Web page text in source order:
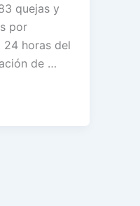
quejas y
por
24 horas del
de …